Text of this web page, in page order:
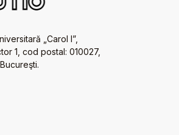
„Carol I”,
1, cod postal: 010027,